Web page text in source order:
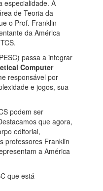
especialidade. A
de Teoria da
o Prof. Franklin
da América
passa a integrar
Computer
responsável por
e jogos, sua
podem ser
que agora,
editorial,
professores Franklin
a América
que está